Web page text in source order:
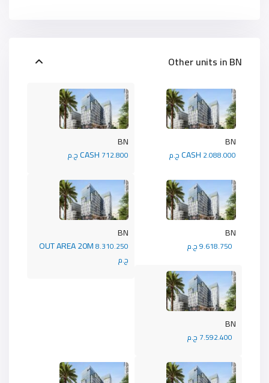
Other units inBN
BN
CASH 712.800 ج.م
BN
CASH 2.088.000 ج.م
BN
OUT AREA 20M8.310.250
ج.م
BN
BN